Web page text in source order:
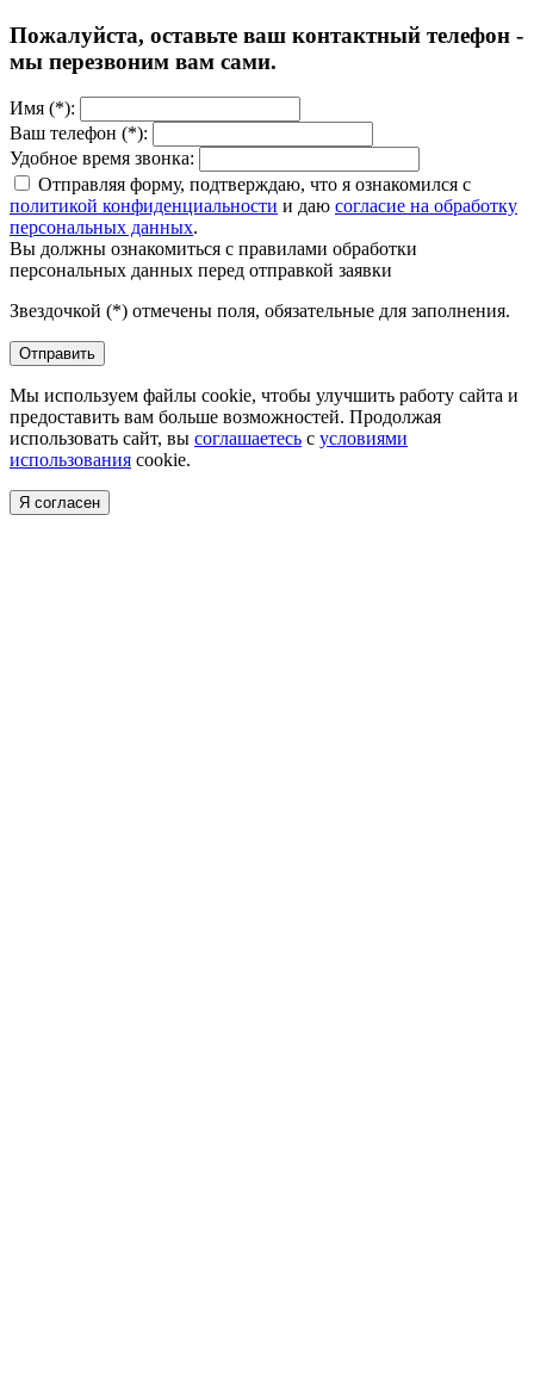
Пожалуйста, оставьте ваш контактный телефон -
мы перезвоним вам сами.
Имя (*):
Ваш телефон (*):
Удобное время звонка:
Отправляя форму, подтверждаю, что я ознакомился с
политикой конфиденциальности и даю согласие на обработку
персональных данных.
Вы должны ознакомиться с правилами обработки
персональных данных перед отправкой заявки
Звездочкой (*) отмечены поля, обязательные для заполнения.
Отправить
Мы используем файлы cookie, чтобы улучшить работу сайта и
предоставить вам больше возможностей. Продолжая
использовать сайт, вы соглашаетесь с условиями
использования cookie.
Я согласен